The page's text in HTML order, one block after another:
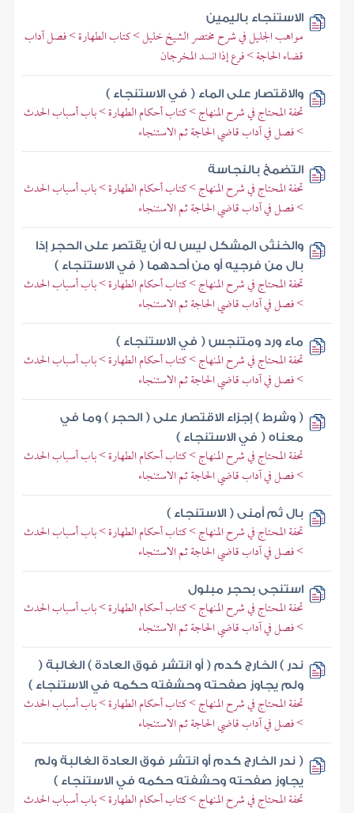
الاستنجاء باليمين
مواهب الجليل في شرح مختصر الشيخ خليل > كتاب الطهارة > فصل آداب
قضاء الحاجة > فرع إذا انسد المخرجان
والاقتصار على الماء ( في الاستنجاء )
تحفة المحتاج في شرح المنهاج > كتاب أحكام الطهارة > باب أسباب الحدث
> فصل في آداب قاضي الحاجة ثم الاستنجاء
التضمخ بالنجاسة
تحفة المحتاج في شرح المنهاج > كتاب أحكام الطهارة > باب أسباب الحدث
> فصل في آداب قاضي الحاجة ثم الاستنجاء
والخنثى المشكل ليس له أن يقتصر على الحجر إذا
بال من فرجيه أو من أحدهما ( في الاستنجاء )
تحفة المحتاج في شرح المنهاج > كتاب أحكام الطهارة > باب أسباب الحدث
> فصل في آداب قاضي الحاجة ثم الاستنجاء
ماء ورد ومتنجس ( في الاستنجاء )
تحفة المحتاج في شرح المنهاج > كتاب أحكام الطهارة > باب أسباب الحدث
> فصل في آداب قاضي الحاجة ثم الاستنجاء
( وشرط ) إجزاء الاقتصار على ( الحجر ) وما في
معناه ( في الاستنجاء )
تحفة المحتاج في شرح المنهاج > كتاب أحكام الطهارة > باب أسباب الحدث
> فصل في آداب قاضي الحاجة ثم الاستنجاء
بال ثم أمنى ( الاستنجاء )
تحفة المحتاج في شرح المنهاج > كتاب أحكام الطهارة > باب أسباب الحدث
> فصل في آداب قاضي الحاجة ثم الاستنجاء
استنجى بحجر مبلول
تحفة المحتاج في شرح المنهاج > كتاب أحكام الطهارة > باب أسباب الحدث
> فصل في آداب قاضي الحاجة ثم الاستنجاء
ندر ) الخارج كدم ( أو انتشر فوق العادة ) الغالبة (
ولم يجاوز صفحته وحشفته حكمه في الاستنجاء )
تحفة المحتاج في شرح المنهاج > كتاب أحكام الطهارة > باب أسباب الحدث
> فصل في آداب قاضي الحاجة ثم الاستنجاء
( ندر الخارج كدم أو انتشر فوق العادة الغالبة ولم
يجاوز صفحته وحشفته حكمه في الاستنجاء )
تحفة المحتاج في شرح المنهاج > كتاب أحكام الطهارة > باب أسباب الحدث